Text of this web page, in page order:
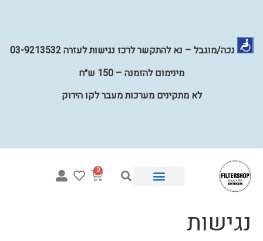
נכה/מוגבל – נא להתקשר לרכז נגישות לעזרה 03-9213532
מינימום להזמנה – 150 ש״ח
לא מתקינים מערכות מעבר לקו הירוק
0
נגישות